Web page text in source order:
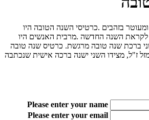
בזהבים .כרטיסי השנה הטובה היו
לקראת השנה החדשה .מרבית האנשים היו
ברכת שנה טובה מרגשת. כרטיס שנה טובה
ז"ל, מצידו השני ישנה ברכה אישית שנכתבה
Please enter your name
Please enter your email